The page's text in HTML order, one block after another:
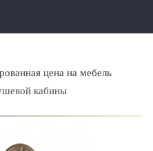
цена на мебель
кабины